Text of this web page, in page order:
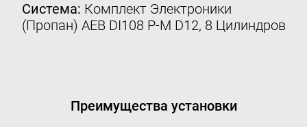
Подпишитесь на нашу рассылку:
Система: Комплект Электроники
(Пропан) AEB DI108 P-M D12, 8 Цилиндров
Преимущества установки